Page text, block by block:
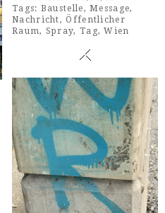
Tags: Baustelle,Message,
Nachricht, Öffentlicher
Raum, Spray, Tag,Wien